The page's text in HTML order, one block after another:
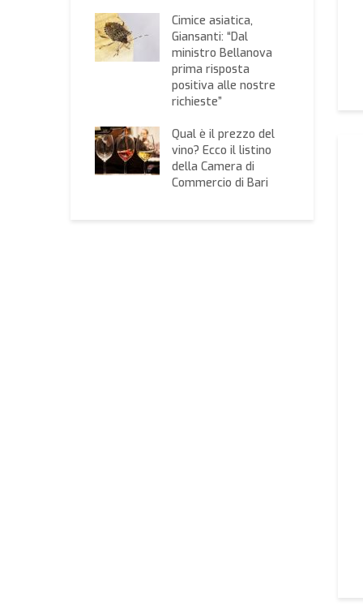
Cimice asiatica,
Giansanti: “Dal
ministro Bellanova
prima risposta
positiva alle nostre
richieste”
Qual è il prezzo del
vino? Ecco il listino
della Camera di
Commercio di Bari